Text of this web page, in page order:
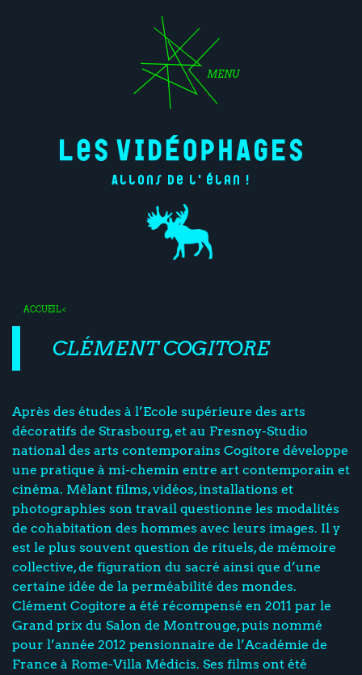
MENU
Allons de l'élan !
ACCUEIL<
CLÉMENT COGITORE
Après des études à l’Ecole supérieure des arts
décoratifs de Strasbourg, et au Fresnoy-Studio
national des arts contemporains Cogitore développe
une pratique à mi-chemin entre art contemporain et
cinéma. Mêlant films, vidéos, installations et
photographies son travail questionne les modalités
de cohabitation des hommes avec leurs images. Il y
est le plus souvent question de rituels, de mémoire
collective, de figuration du sacré ainsi que d’une
certaine idée de la perméabilité des mondes.
Clément Cogitore a été récompensé en 2011 par le
Grand prix du Salon de Montrouge, puis nommé
pour l’année 2012 pensionnaire de l’Académie de
France à Rome-Villa Médicis. Ses films ont été